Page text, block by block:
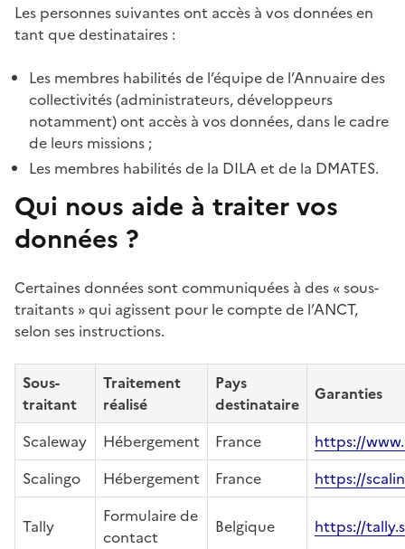
Les personnes suivantes ont accès à vos données en
tant que destinataires :
Les membres habilités de l’équipe de l’Annuaire des
collectivités (administrateurs, développeurs
notamment) ont accès à vos données, dans le cadre
de leurs missions ;
Les membres habilités de la DILA et de la DMATES.
Qui nous aide à traiter vos
données ?
Certaines données sont communiquées à des « sous-
traitants » qui agissent pour le compte de l’ANCT,
selon ses instructions.
Sous-
traitant
Traitement
réalisé
Pays
destinataire
Garanties
Scaleway Hébergement France
https://
Scalingo
Hébergement France https://
Tally
Formulaire de
contact
Belgique https://